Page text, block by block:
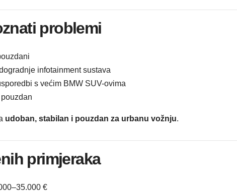
problemi
infotainment sustava
s većim BMW SUV-ovima
udoban, stabilan i pouzdan za urbanu vožnju.
primjeraka
€